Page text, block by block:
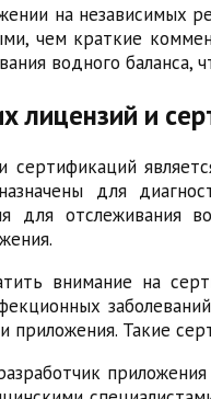
на независимых
чем краткие
водного
лицензий и
для
для отслеживания
внимание на
приложения. Такие